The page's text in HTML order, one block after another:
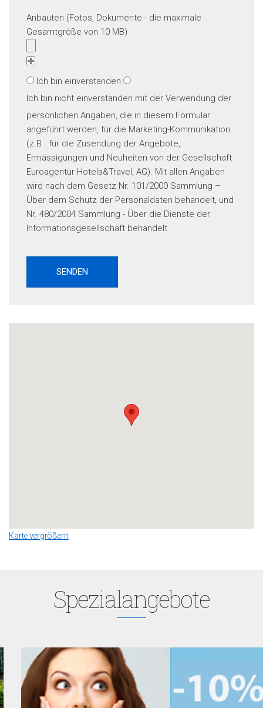
Anbauten (Fotos, Dokumente - die maximale
Gesamtgröße von 10 MB)
Ich bin einverstanden
Ich bin nicht einverstanden mit der Verwendung der
persönlichen Angaben, die in diesem Formular
angeführt werden, für die Marketing-Kommunikation
(z.B . für die Zusendung der Angebote,
Ermässigungen und Neuheiten von der Gesellschaft
Euroagentur Hotels&Travel, AG). Mit allen Angaben
wird nach dem Gesetz Nr. 101/2000 Sammlung –
Über dem Schutz der Personaldaten behandelt, und
Nr. 480/2004 Sammlung - Über die Dienste der
Informationsgesellschaft behandelt.
Karte vergrößern
Spezialangebote